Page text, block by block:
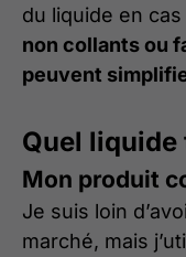
du liquide en
non collants ou
peuvent
Quel
Mon produit
Je suis loin
marché, mais